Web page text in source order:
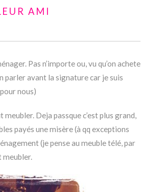
AMI
Pas n’importe ou, vu qu’on achete
parler avant la signature car je suis
nous)
Deja passque c’est plus grand,
payés une misère (à qq exceptions
(je pense au meuble télé, par
meubler.